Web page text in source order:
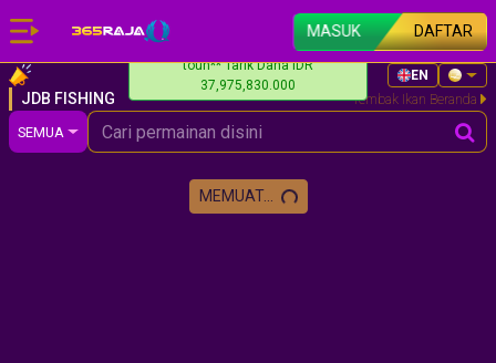
MASUK DAFTAR
toun** Tarik Dana IDR
37,975,830.000
EN
JDB FISHING Tembak Ikan Beranda
SEMUA
MEMUAT...